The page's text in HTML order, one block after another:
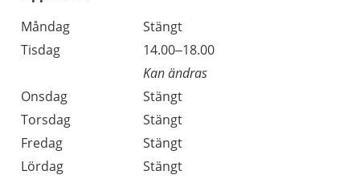
Dag
Öppettider
Kommentarer
Måndag
Stängt
Tisdag
14.00–18.00
Kan ändras
Onsdag
Stängt
Torsdag
Stängt
Fredag
Stängt
Lördag
Stängt